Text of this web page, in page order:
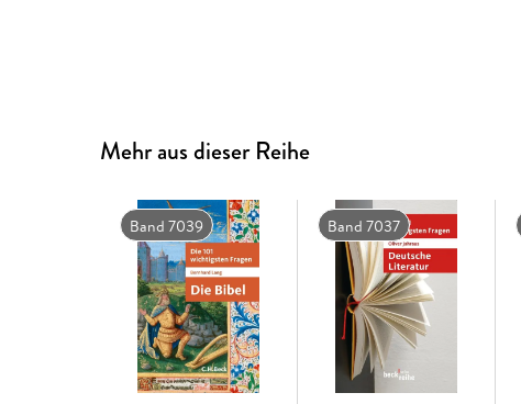
Mehr aus dieser Reihe
Band 7039 Band 7037